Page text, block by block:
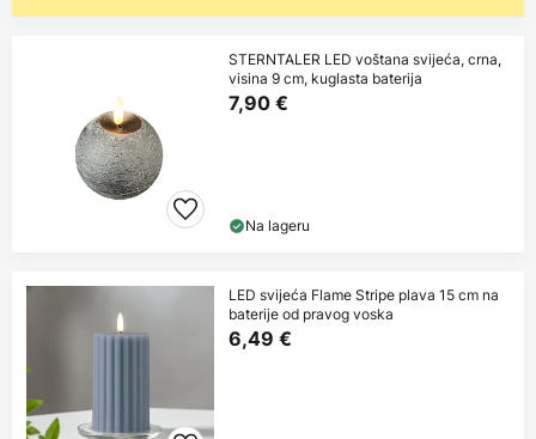
STERNTALER LED voštana svijeća, crna,
visina 9 cm, kuglasta baterija
7,90 €
Na lageru
LED svijeća Flame Stripe plava 15 cm na
baterije od pravog voska
6,49 €